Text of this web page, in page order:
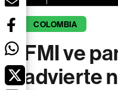
COLOMBIA
FMI ve
advierte